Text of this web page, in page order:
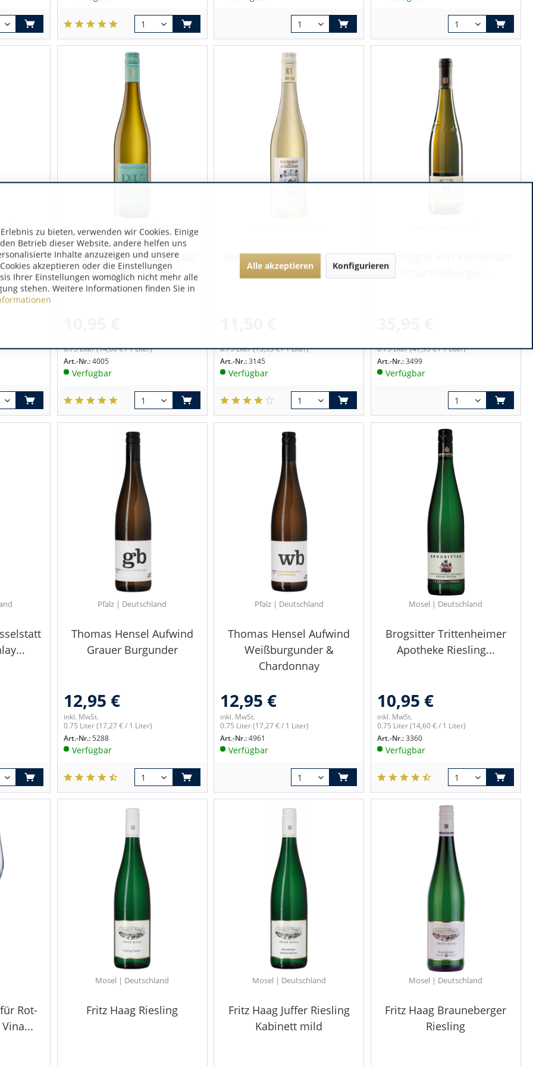
Schloss
Mosel | Deutschland
Reichsgraf von Kesselstatt
RK Weißburgunder
0.75 Liter(14,60 € / 1 Liter)
Art.-Nr.:4005
Verfügbar
Reichsgraf von Kesselstatt
Sommerpalais...
0.75 Liter(15,33 € / 1 Liter)
Art.-Nr.:3145
Verfügbar
Reichsgraf von Kesselstatt
0.75 Liter(47,93 € / 1 Liter)
Art.-Nr.:3499
Verfügbar
Pfalz | Deutschland
Thomas Hensel Aufwind
Grauer Burgunder
12,95 €
inkl. MwSt.
0.75 Liter(17,27 € / 1 Liter)
Art.-Nr.:5288
Verfügbar
Pfalz | Deutschland
Thomas Hensel Aufwind
Weißburgunder &
Chardonnay
12,95 €
inkl. MwSt.
0.75 Liter(17,27 € / 1 Liter)
Art.-Nr.:4961
Verfügbar
Mosel | Deutschland
Brogsitter Trittenheimer
Apotheke Riesling...
10,95 €
inkl. MwSt.
0.75 Liter(14,60 € / 1 Liter)
Art.-Nr.:3360
Verfügbar
Rot-
Mosel | Deutschland
Fritz Haag Riesling
Mosel | Deutschland
Fritz Haag Juffer Riesling
Kabinett mild
Mosel | Deutschland
Fritz Haag Brauneberger
Riesling
zu bieten, verwenden wir Cookies. Einige
Betrieb dieser Website, andere helfen uns
Inhalte anzuzeigen und unsere
akzeptieren oder die Einstellungen
Ihrer Einstellungen womöglich nicht mehr alle
stehen. Weitere Informationen finden Sie in
Alle akzeptieren Konfigurieren